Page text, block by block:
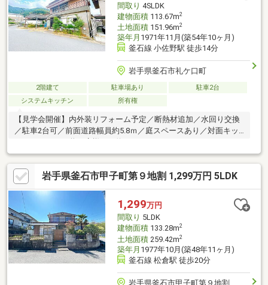
間取り 4SLDK
建物面積113.67m2
土地面積151.96m2
築年月 1971年11月(築54年10ヶ月)
釜石線 小佐野駅 徒歩14分
岩手県釜石市礼ケ口町
2階建て 駐車場あり
駐車2台
システムキッチン
所有権
【見学会開催】内外装リフォーム予定／断熱材追加／水回り交換
／駐車2台可／前面道路幅員約5.8ｍ／庭スペースあり／対面キッ
岩手県釜石市甲子町第９地割 1,299万円 5LDK
1,299万円
間取り 5LDK
建物面積133.28m2
土地面積259.42m2
築年月 1977年10月(築48年11ヶ月)
釜石線 松倉駅 徒歩20分
岩手県釜石市甲子町第９地割